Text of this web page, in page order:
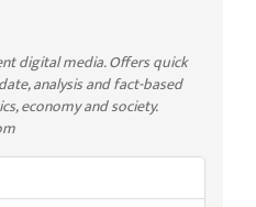
digital media. Offers quick
analysis and fact-based
economy and society.